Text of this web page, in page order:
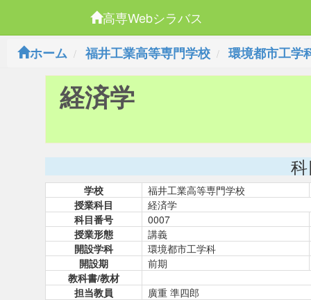
高専Webシラバス
ホーム
福井工業高等専門学校 環境都市工学
経済学
学校
福井工業高等専門学校
授業科目
経済学
科目番号
0007
授業形態
講義
開設学科
環境都市工学科
開設期
前期
教科書/教材
担当教員
廣重 準四郎